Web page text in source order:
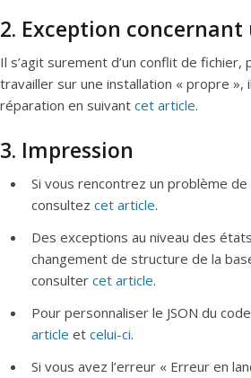
2. Exception concernant
Il s’agit surement d’un conflit de
travailler sur une installation « propre »,
réparation en suivant cet article.
3. Impression
Si vous rencontrez un problème
consultez cet article.
Des exceptions au niveau des
changement de structure de la
consulter cet article.
Pour personnaliser le JSON du
article et celui-ci.
Si vous avez l’erreur « Erreur en